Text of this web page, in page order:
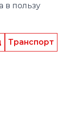
в пользу
Транспорт